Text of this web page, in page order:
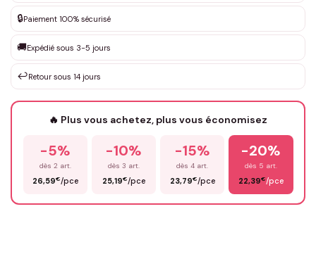
Que souhaitez-vous ?*
Votre texte / idée*
Prénom*
🔒Paiement 100% sécurisé
🚚Expédié sous 3-5 jours
↩️Retour sous 14 jours
🔥 Plus vous achetez, plus vous économisez
-5%
dès 2 art.
26,59€/pce
-10%
dès 3 art.
25,19€/pce
-15%
dès 4 art.
23,79€/pce
-20%
dès 5 art.
22,39€/pce